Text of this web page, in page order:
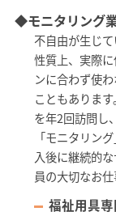
◆モニタリング
不自由が生じ
性質上、実際
ンに合わず使
こともありま
を年2回訪問し
「モニタリン
入後に継続的
員の大切なお仕
福祉用具